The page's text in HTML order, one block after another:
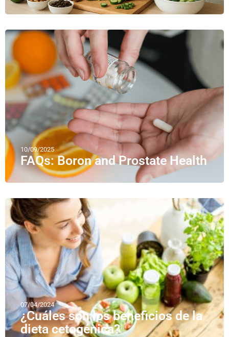
10/09/2025
FAQs: Boron and Prostate Health
07/04/2024
¿Cuáles son los beneficios de la
dieta cetogénica?